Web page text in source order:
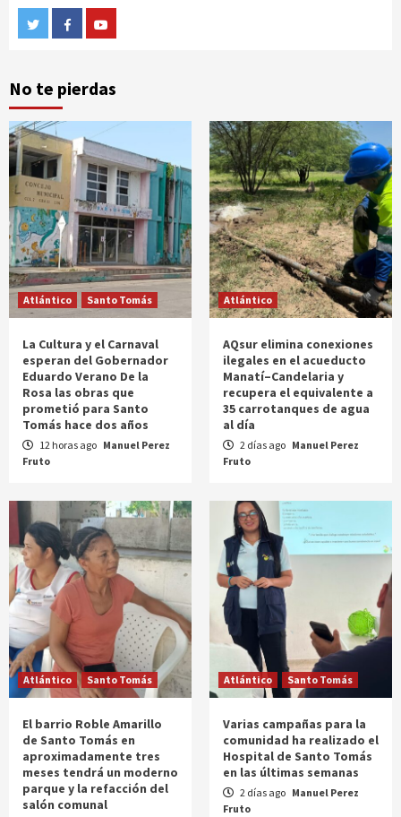
TwitterFacebook
No te pierdas
Atlántico Santo Tomás
La Cultura y el Carnaval
esperan del Gobernador
Eduardo Verano De la
Rosa las obras que
prometió para Santo
Tomás hace dos años
12 horas ago Manuel Perez
Fruto
Atlántico
AQsur elimina conexiones
ilegales en el acueducto
Manatí–Candelaria y
recupera el equivalente a
35 carrotanques de agua
al día
2 días ago Manuel Perez
Fruto
Atlántico Santo Tomás
El barrio Roble Amarillo
de Santo Tomás en
aproximadamente tres
meses tendrá un moderno
parque y la refacción del
salón comunal
Atlántico Santo Tomás
Varias campañas para la
comunidad ha realizado el
Hospital de Santo Tomás
en las últimas semanas
2 días ago Manuel Perez
Fruto